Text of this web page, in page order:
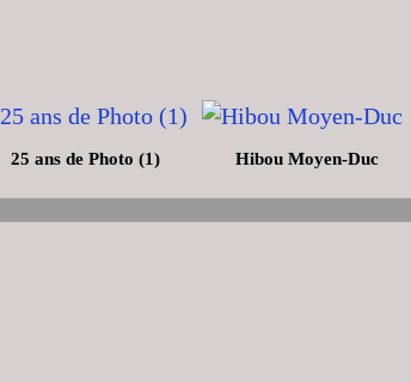
25 ans de Photo (1) Hibou Moyen-Duc